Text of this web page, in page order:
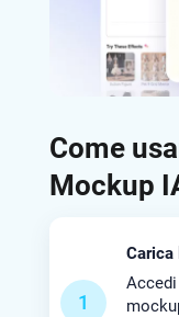
Come
Mockup
1
Carica